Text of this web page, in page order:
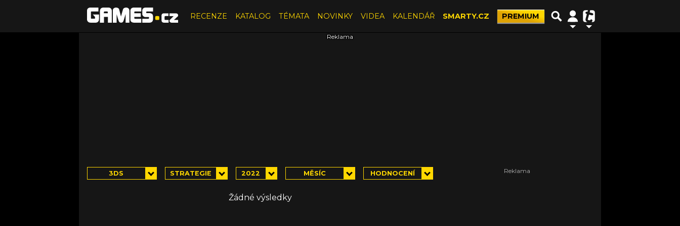
RECENZE KATALOG TÉMATA NOVINKY VIDEA KALENDÁŘ SMARTY.CZ PREMIUM
3DS STRATEGIE 2022 MĚSÍC HODNOCENÍ
Žádné výsledky